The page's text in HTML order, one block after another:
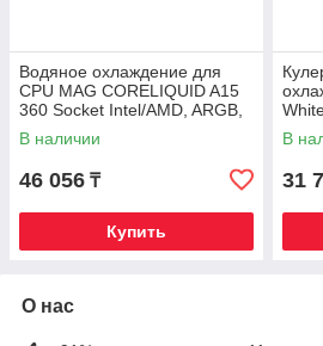
Водяное охлаждение для
CPU MAG CORELIQUID A15
360 Socket Intel/AMD, ARGB,
3pin, Fan 3x120см
В наличии
46 056 ₸
Купить
В
31
О нас